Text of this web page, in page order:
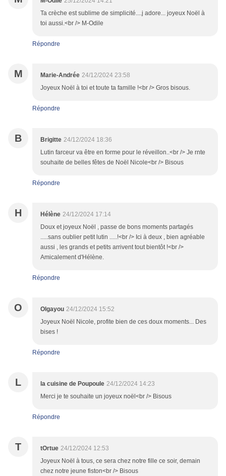
Ta crèche est sublime de simplicité....j adore... joyeux Noël à
toi aussi.<br /> M-Odile
Répondre
M Marie-Andrée 24/12/2024 23:58
Joyeux Noël à toi et toute ta famille !<br /> Gros bisous.
Répondre
B Brigitte 24/12/2024 18:36
Lutin farceur va être en forme pour le réveillon..<br /> Je rnte
souhaite de belles fêtes de Noël Nicole<br /> Bisous
Répondre
H Hélène 24/12/2024 17:14
Doux et joyeux Noël , passe de bons moments partagés
.....sans oublier petit lutin .....!<br /> Ici à deux , bien agréable
aussi , les grands et petits arrivent tout bientôt !<br />
Amicalement d'Hélène.
Répondre
O Olgayou 24/12/2024 15:52
Joyeux Noël Nicole, profite bien de ces doux moments... Des
bises !
Répondre
L la cuisine de Poupoule 24/12/2024 14:23
Merci je te souhaite un joyeux noël<br /> Bisous
Répondre
T tOrtue 24/12/2024 12:53
Joyeux Noël à tous, ce sera chez notre fille ce soir, demain
chez notre jeune fiston<br /> Bisous